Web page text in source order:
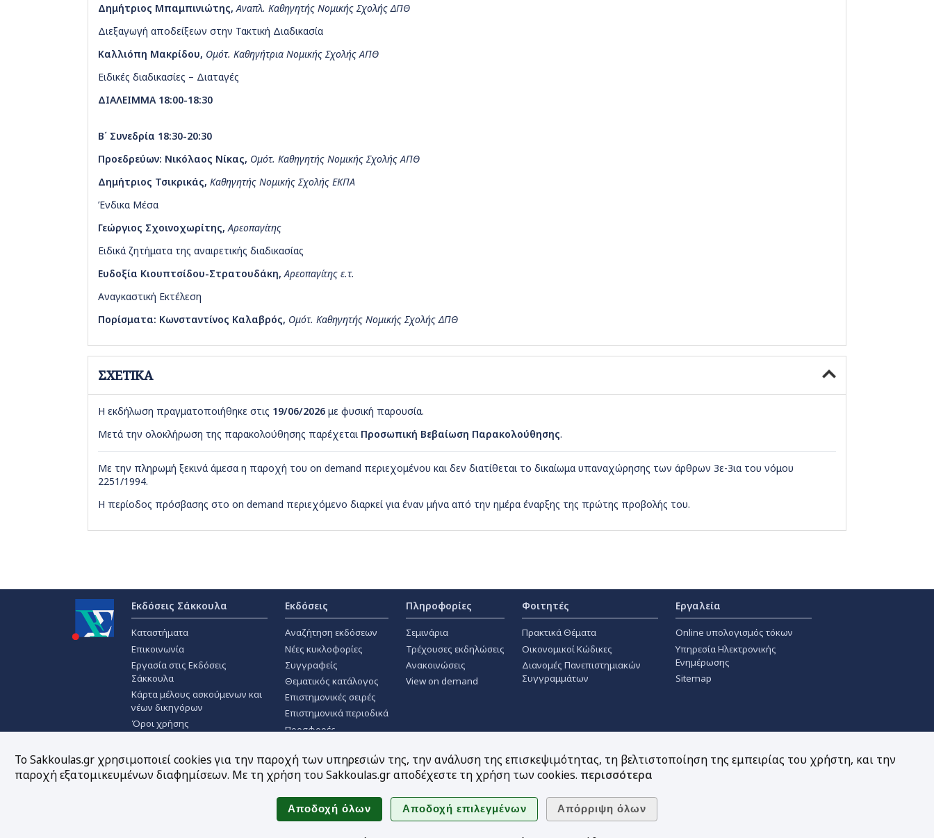
Δημήτριος Μπαμπινιώτης, Αναπλ. Καθηγητής Νομικής Σχολής ΔΠΘ
Διεξαγωγή αποδείξεων στην Τακτική Διαδικασία
Καλλιόπη Μακρίδου, Ομότ. Καθηγήτρια Νομικής Σχολής ΑΠΘ
Ειδικές διαδικασίες – Διαταγές
ΔΙΑΛΕΙΜΜΑ 18:00-18:30
Β΄ Συνεδρία 18:30-20:30
Προεδρεύων: Nικόλαος Νίκας, Ομότ. Καθηγητής Νομικής Σχολής ΑΠΘ
Δημήτριος Τσικρικάς, Καθηγητής Νομικής Σχολής ΕΚΠΑ
Ένδικα Μέσα
Γεώργιος Σχοινοχωρίτης, Αρεοπαγίτης
Ειδικά ζητήματα της αναιρετικής διαδικασίας
Ευδοξία Κιουπτσίδου-Στρατουδάκη, Αρεοπαγίτης ε.τ.
Αναγκαστική Εκτέλεση
Πορίσματα: Κωνσταντίνος Καλαβρός, Ομότ. Καθηγητής Νομικής Σχολής ΔΠΘ
ΣΧΕΤΙΚΑ
Η εκδήλωση πραγματοποιήθηκε στις 19/06/2026 με φυσική παρουσία.
Μετά την ολοκλήρωση της παρακολούθησης παρέχεται Προσωπική Βεβαίωση Παρακολούθησης.
Με την πληρωμή ξεκινά άμεσα η παροχή του on demand περιεχομένου και δεν διατίθεται το δικαίωμα υπαναχώρησης των άρθρων 3ε-3ια του νόμου
2251/1994.
Η περίοδος πρόσβασης στο on demand περιεχόμενο διαρκεί για έναν μήνα από την ημέρα έναρξης της πρώτης προβολής του.
Εκδόσεις Σάκκουλα
Καταστήματα
Επικοινωνία
Εργασία στις Εκδόσεις
Σάκκουλα
Κάρτα μέλους ασκούμενων και
νέων δικηγόρων
Όροι χρήσης
Χρήση Cookies
Εκδόσεις
Αναζήτηση εκδόσεων
Νέες κυκλοφορίες
Συγγραφείς
Θεματικός κατάλογος
Επιστημονικές σειρές
Επιστημονικά περιοδικά
Προσφορές
Πληροφορίες
Σεμινάρια
Τρέχουσες εκδηλώσεις
Ανακοινώσεις
View on demand
Φοιτητές
Πρακτικά Θέματα
Οικονομικοί Κώδικες
Διανομές Πανεπιστημιακών
Συγγραμμάτων
Εργαλεία
Online υπολογισμός τόκων
Υπηρεσία Ηλεκτρονικής
Ενημέρωσης
Sitemap
Το Sakkoulas.gr χρησιμοποιεί cookies για την παροχή των υπηρεσιών της, την ανάλυση της επισκεψιμότητας, τη βελτιστοποίηση της εμπειρίας του χρήστη, και την
παροχή εξατομικευμένων διαφημίσεων. Με τη χρήση του Sakkoulas.gr αποδέχεστε τη χρήση των cookies. περισσότερα